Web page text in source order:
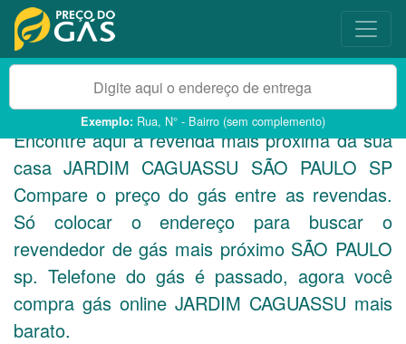
Exemplo: Rua, N° - Bairro (sem complemento)
Encontre aqui a revenda mais próxima da sua
casa JARDIM CAGUASSU SÃO PAULO SP
Compare o preço do gás entre as revendas.
Só colocar o endereço para buscar o
revendedor de gás mais próximo SÃO PAULO
sp. Telefone do gás é passado, agora você
compra gás online JARDIM CAGUASSU mais
barato.